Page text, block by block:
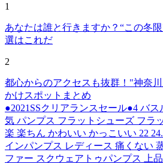
1
あなたは誰と行きますか？“この冬
選はこれだ
2
都心からのアクセスも抜群！"神奈
かけスポットまとめ
●2021SSクリアランスセール●4 バス
気 パンプス フラットシューズ フラ
楽 楽ちん かわいい かっこいい 22
インパンプス レディース 痛くない
ファー スクウェアトゥパンプス 上